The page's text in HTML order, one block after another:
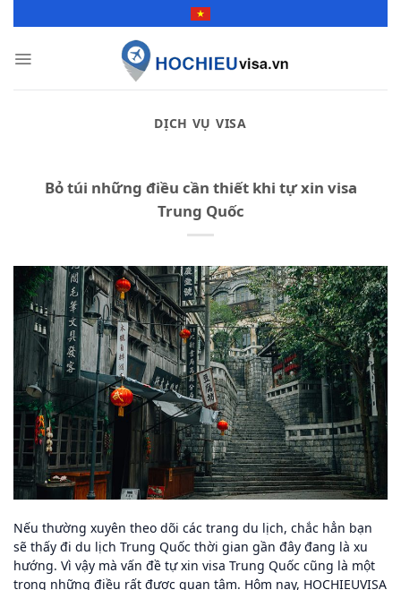
DỊCH VỤ VISA
Bỏ túi những điều cần thiết khi tự xin visa
Trung Quốc
Nếu thường xuyên theo dõi các trang du lịch, chắc hẳn bạn
sẽ thấy đi du lịch Trung Quốc thời gian gần đây đang là xu
hướng. Vì vậy mà vấn đề tự xin visa Trung Quốc cũng là một
trong những điều rất được quan tâm. Hôm nay, HOCHIEUVISA